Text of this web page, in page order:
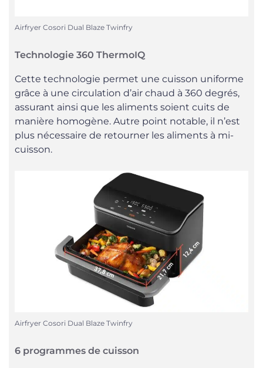
Airfryer Cosori Dual Blaze Twinfry
Technologie 360 ThermoIQ
Cette technologie permet une cuisson uniforme
grâce à une circulation d’air chaud à 360 degrés,
assurant ainsi que les aliments soient cuits de
manière homogène. Autre point notable, il n’est
plus nécessaire de retourner les aliments à mi-
cuisson.
Airfryer Cosori Dual Blaze Twinfry
6 programmes de cuisson